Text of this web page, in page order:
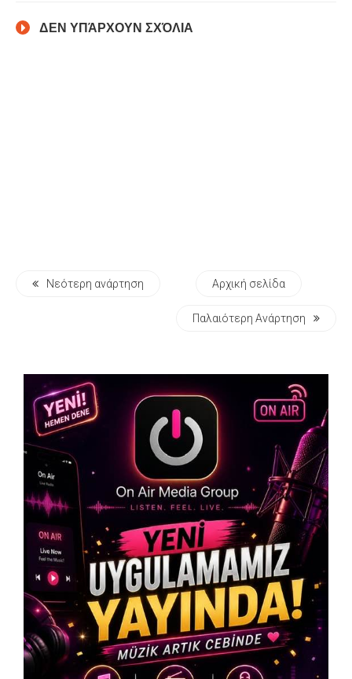
ΔΕΝ ΥΠΆΡΧΟΥΝ ΣΧΌΛΙΑ
Νεότερη ανάρτηση Αρχική σελίδα
Παλαιότερη Ανάρτηση